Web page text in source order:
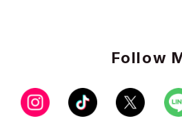
Follow